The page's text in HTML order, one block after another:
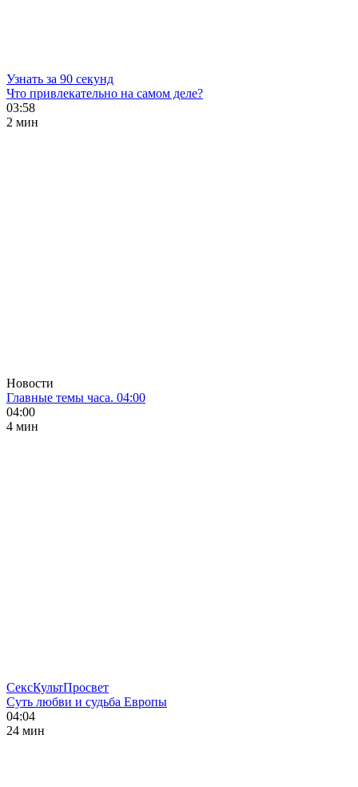
Узнать за 90 секунд
Что привлекательно на самом деле?
03:58
2 мин
Новости
Главные темы часа. 04:00
04:00
4 мин
СексКультПросвет
Суть любви и судьба Европы
04:04
24 мин